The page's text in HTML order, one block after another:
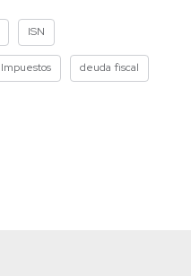
ISN
Impuestos deuda fiscal